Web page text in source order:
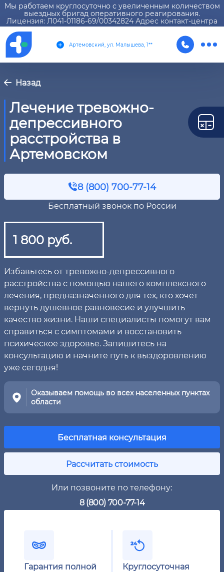
Мы работаем круглосуточно с увеличенным количеством
выездных бригад оперативного реагирования.
Лицензия: Л041-01186-69/00342824 Адрес контакт-центра
Артемовский, ул. Малышева, 1**
Назад
Лечение тревожно-
депрессивного
расстройства в
Артемовском
8 (800) 700-77-14
Бесплатный звонок по России
1 800 руб.
Избавьтесь от тревожно-депрессивного
расстройства с помощью нашего комплексного
лечения, предназначенного для тех, кто хочет
вернуть душевное равновесие и улучшить
качество жизни. Наши специалисты помогут вам
справиться с симптомами и восстановить
психическое здоровье. Запишитесь на
консультацию и начните путь к выздоровлению
уже сегодня!
Оказываем помощь во всех населенных пунктах
области
Бесплатная консультация
Рассчитать стоимость
Или позвоните по телефону:
8 (800) 700-77-14
Гарантия полной
Круглосуточная